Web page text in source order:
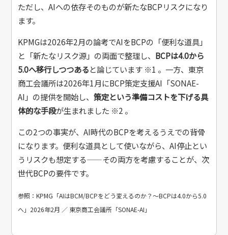
ただし、AIへの依存そのものが新たなBCPリスクになり
ます。
KPMGは2026年2月の論考でAIをBCPの「便利な道具」
と「新たなリスク源」の両面で整理し、 BCPは4.0から
5.0へ移行しつつあると論じています ※1 。一方、東京
商工会議所は2026年1月にBCP策定支援AI「SONAE-
AI」の提供を開始し、策定という準備コストを下げる具
体的な手段が生まれました ※2 。
この2つの事実が、AI時代のBCPを考えるうえでの背骨
になります。便利な道具として使いながら、AI停止とい
うリスクも想定する——その両方を考慮することが、次
世代BCPの要件です。
参照：KPMG「AIはBCM/BCPをどう変えるのか？～BCPは4.0から5.0
へ」2026年2月 ／ 東京商工会議所「SONAE-AI」